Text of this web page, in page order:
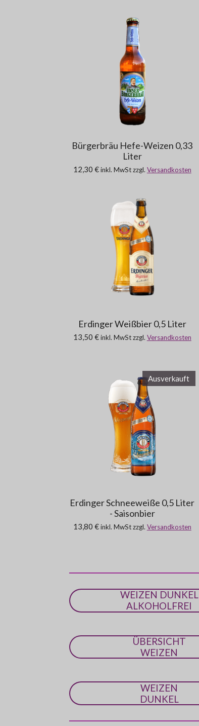
Bürgerbräu Hefe-Weizen 0,33
Liter
12,30 € inkl. MwSt zzgl. Versandkosten
Erdinger Weißbier 0,5 Liter
13,50 € inkl. MwSt zzgl. Versandkosten
Ausverkauft
Erdinger Schneeweiße 0,5 Liter
- Saisonbier
13,80 € inkl. MwSt zzgl. Versandkosten
WEIZEN DUNKEL
ALKOHOLFREI
ÜBERSICHT
WEIZEN
WEIZEN
DUNKEL